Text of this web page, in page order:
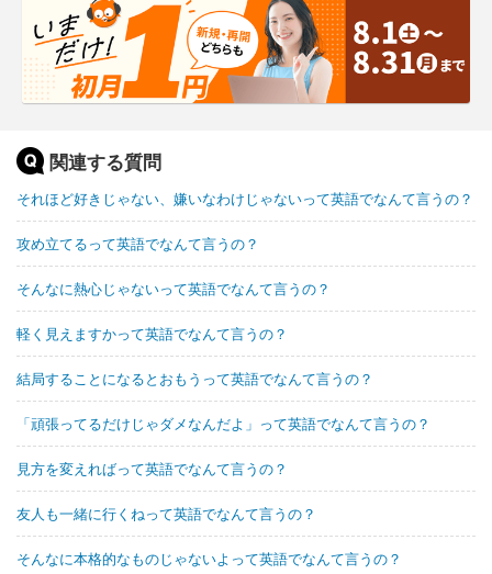
関連する質問
それほど好きじゃない、嫌いなわけじゃないって英語でなんて言うの？
攻め立てるって英語でなんて言うの？
そんなに熱心じゃないって英語でなんて言うの？
軽く見えますかって英語でなんて言うの？
結局することになるとおもうって英語でなんて言うの？
「頑張ってるだけじゃダメなんだよ」って英語でなんて言うの？
見方を変えればって英語でなんて言うの？
友人も一緒に行くねって英語でなんて言うの？
そんなに本格的なものじゃないよって英語でなんて言うの？